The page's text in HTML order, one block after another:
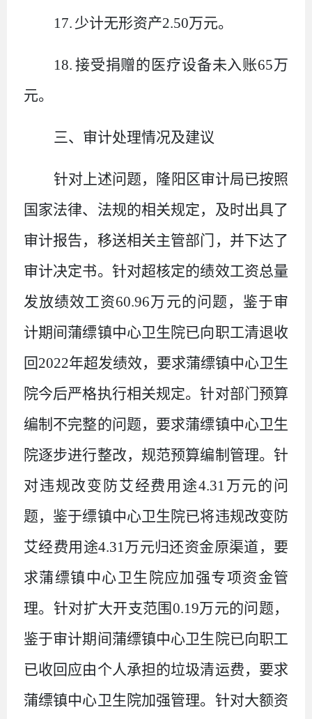
17. 少计无形资产2.50万元。
18. 接受捐赠的医疗设备未入账65万
元。
三、审计处理情况及建议
针对上述问题，隆阳区审计局已按照
国家法律、法规的相关规定，及时出具了
审计报告，移送相关主管部门，并下达了
审计决定书。针对超核定的绩效工资总量
发放绩效工资60.96万元的问题，鉴于审
计期间蒲缥镇中心卫生院已向职工清退收
回2022年超发绩效，要求蒲缥镇中心卫生
院今后严格执行相关规定。针对部门预算
编制不完整的问题，要求蒲缥镇中心卫生
院逐步进行整改，规范预算编制管理。针
对违规改变防艾经费用途4.31 万元的问
题，鉴于缥镇中心卫生院已将违规改变防
艾经费用途4.31 万元归还资金原渠道 ，要
求蒲缥镇中心卫生院应加强专项资金管
理。 针对扩大开支范围0.19万元的问题，
鉴于审计期间蒲缥镇中心卫生院已向职工
已收回应由个人承担的垃圾清运费，要求
蒲缥镇中心卫生院加强管理。 针对大额资